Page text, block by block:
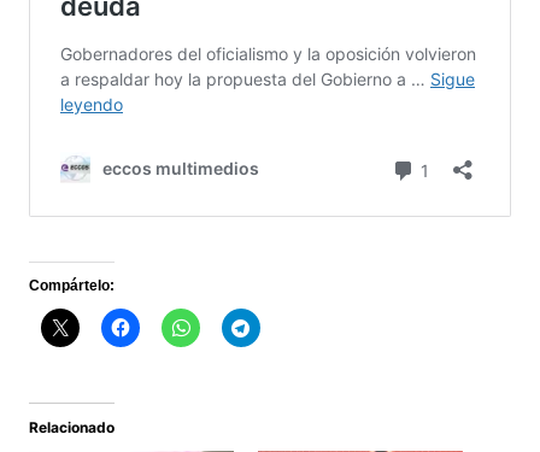
Compártelo:
Relacionado